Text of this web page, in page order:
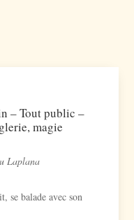
– Tout public –
magie
Laplana
se balade avec son